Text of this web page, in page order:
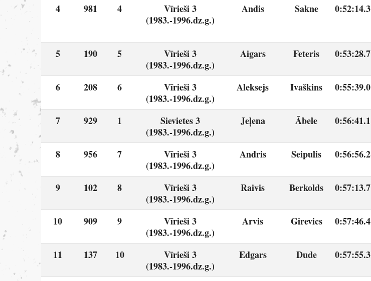
4 981 4
Vīrieši 3
(1983.-1996.dz.g.)
Andis Sakne 0:52:14.3
5
190 5
Vīrieši 3
(1983.-1996.dz.g.)
Aigars Feteris 0:53:28.7
6 208 6
Vīrieši 3
(1983.-1996.dz.g.)
Aleksejs Ivaškins 0:55:39.0
7
929 1
Sievietes 3
(1983.-1996.dz.g.)
Jeļena Ābele 0:56:41.1
8 956 7
Vīrieši 3
(1983.-1996.dz.g.)
Andris Seipulis 0:56:56.2
9 102 8
Vīrieši 3
(1983.-1996.dz.g.)
Raivis Berkolds 0:57:13.7
10 909 9
Vīrieši 3
(1983.-1996.dz.g.)
Arvis Girevics 0:57:46.4
11 137 10
Vīrieši 3
(1983.-1996.dz.g.)
Edgars Dude 0:57:55.3